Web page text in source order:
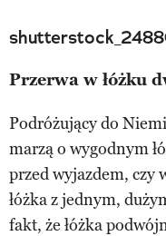
Przerwa w łóżku
Podróżujący do
marzą o wygodnym
przed wyjazdem, czy
łóżka z jednym,
fakt, że łóżka